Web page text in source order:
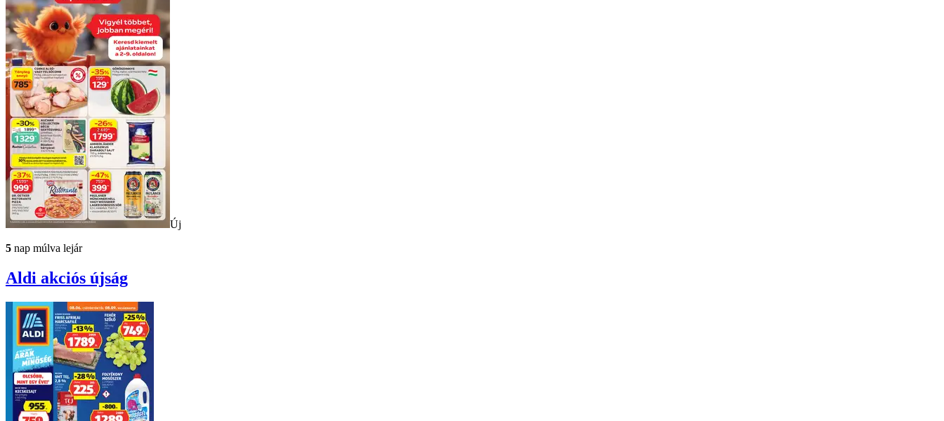
Új
5 nap múlva lejár
Aldi akciós újság